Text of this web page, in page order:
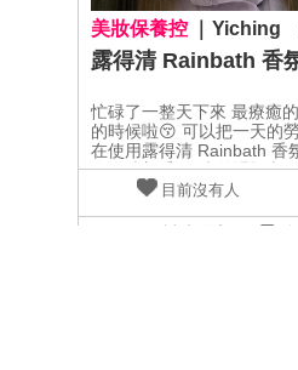
美妝保養控 Yiching
露得清 Rainbath 香
忙碌了一整天下來 最療癒
的時候啦😚 可以把一天的
在使用露得清 Rainbath 香
海洋清新香氣 味道聞起來
蠻不錯的 泡泡很細緻也很
滑順保濕不緊繃！！ 很好
目前沒有人